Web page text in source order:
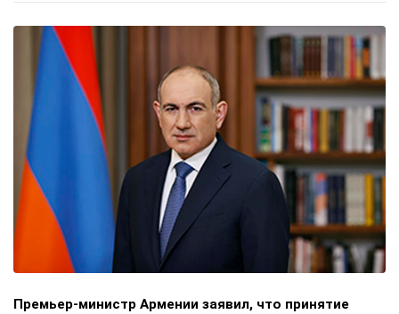
Премьер-министр Армении заявил, что принятие